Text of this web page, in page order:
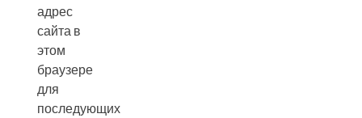
адрес
сайта в
этом
браузере
для
последующих